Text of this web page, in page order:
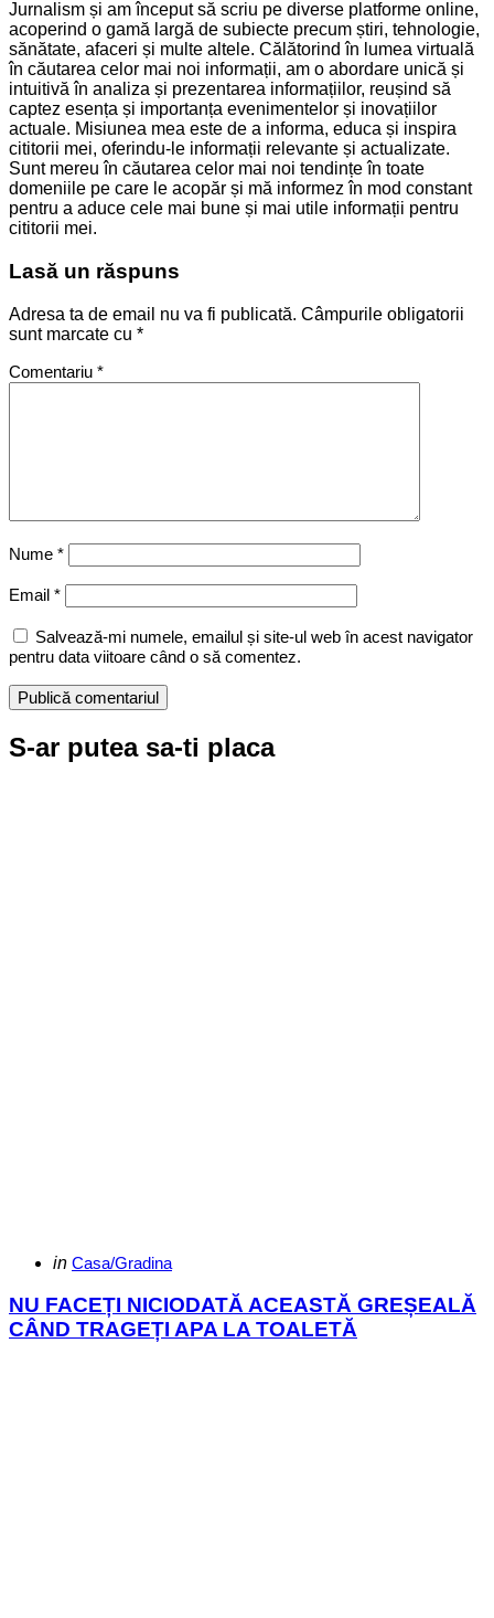
Jurnalism și am început să scriu pe diverse platforme online,
acoperind o gamă largă de subiecte precum știri, tehnologie,
sănătate, afaceri și multe altele. Călătorind în lumea virtuală
în căutarea celor mai noi informații, am o abordare unică și
intuitivă în analiza și prezentarea informațiilor, reușind să
captez esența și importanța evenimentelor și inovațiilor
actuale. Misiunea mea este de a informa, educa și inspira
cititorii mei, oferindu-le informații relevante și actualizate.
Sunt mereu în căutarea celor mai noi tendințe în toate
domeniile pe care le acopăr și mă informez în mod constant
pentru a aduce cele mai bune și mai utile informații pentru
cititorii mei.
Lasă un răspuns
Adresa ta de email nu va fi publicată. Câmpurile obligatorii
sunt marcate cu *
Comentariu *
Nume *
Email *
Salvează-mi numele, emailul și site-ul web în acest navigator
pentru data viitoare când o să comentez.
S-ar putea sa-ti placa
Categories
Posted
in Casa/Gradina
NU FACEȚI NICIODATĂ ACEASTĂ GREȘEALĂ
CÂND TRAGEȚI APA LA TOALETĂ